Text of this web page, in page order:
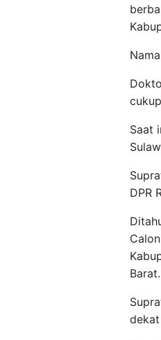
Saat
DPR
Barat.